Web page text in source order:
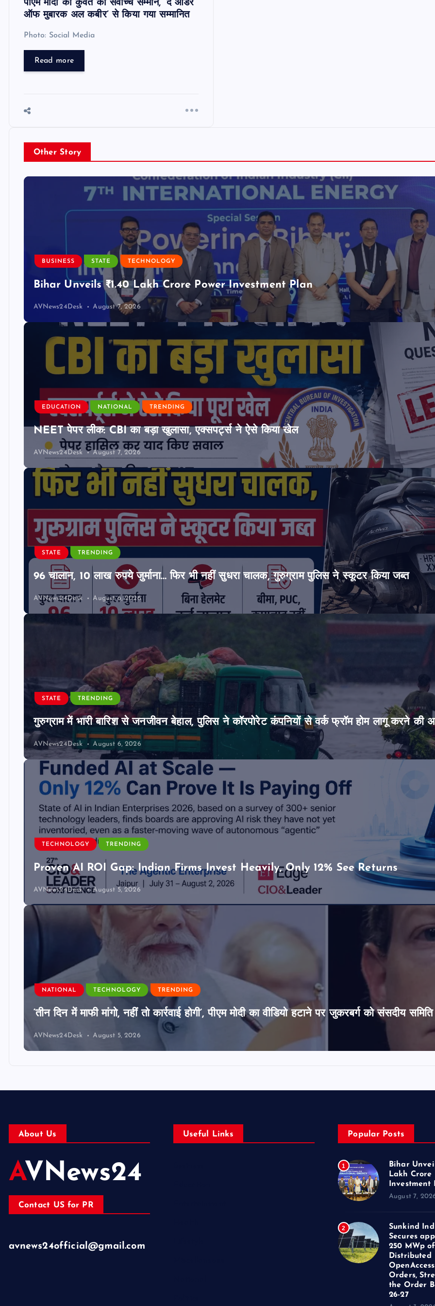
पीएम मोदी को कुवैत का सर्वोच्च सम्मान, ‘द ऑर्डर
ऑफ मुबारक अल कबीर’ से किया गया सम्मानित
Photo: Social Media
Read more
Other Story
BUSINESS STATE TECHNOLOGY
Bihar Unveils ₹1.40 Lakh Crore Power Investment Plan
AVNews24Desk August 7, 2026
EDUCATION NATIONAL TRENDING
NEET पेपर लीक: CBI का बड़ा खुलासा, एक्सपर्ट्स ने ऐसे किया खेल
AVNews24Desk August 7, 2026
STATE TRENDING
96 चालान, 10 लाख रुपये जुर्माना… फिर भी नहीं सुधरा चालक, गुरुग्राम पुलिस ने स्कूटर किया जब्त
AVNews24Desk August 6, 2026
STATE TRENDING
गुरुग्राम में भारी बारिश से जनजीवन बेहाल, पुलिस ने कॉरपोरेट कंपनियों से वर्क फ्रॉम होम लागू करने की
AVNews24Desk August 6, 2026
TECHNOLOGY TRENDING
Proven AI ROI Gap: Indian Firms Invest Heavily, Only 12% See Returns
AVNews24Desk August 5, 2026
NATIONAL TECHNOLOGY TRENDING
‘तीन दिन में माफी मांगो, नहीं तो कार्रवाई होगी’, पीएम मोदी का वीडियो हटाने पर जुकरबर्ग को संसदीय
AVNews24Desk August 5, 2026
About Us
AVNews24
Contact US for PR
avnews24official@gmail.com
Useful Links Popular Posts
1
Bihar
Lakh Crore
Investment
August 7,
2
Sunkind
Secures
250 MWp of
Distributed
Orders,
the Order
26-27